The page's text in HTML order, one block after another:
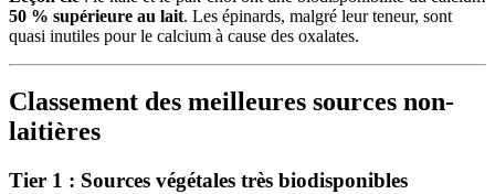
50 % supérieure au lait. Les épinards, malgré leur teneur, sont
quasi inutiles pour le calcium à cause des oxalates.
Classement des meilleures sources non-
laitières
Tier 1 : Sources végétales très biodisponibles